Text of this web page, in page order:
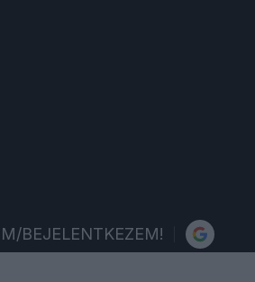
BEJELENTKEZEM!